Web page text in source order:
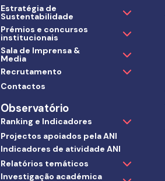
Estratégia de
Sustentabilidade
Prémios e concursos
institucionais
Sala de Imprensa &
Media
Recrutamento
Contactos
Observatório
Ranking e Indicadores
Projectos apoiados pela ANI
Indicadores de atividade ANI
Relatórios temáticos
Investigação académica